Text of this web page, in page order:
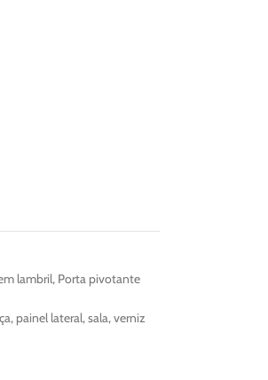
lambril, Porta pivotante
, painel lateral,sala,verniz